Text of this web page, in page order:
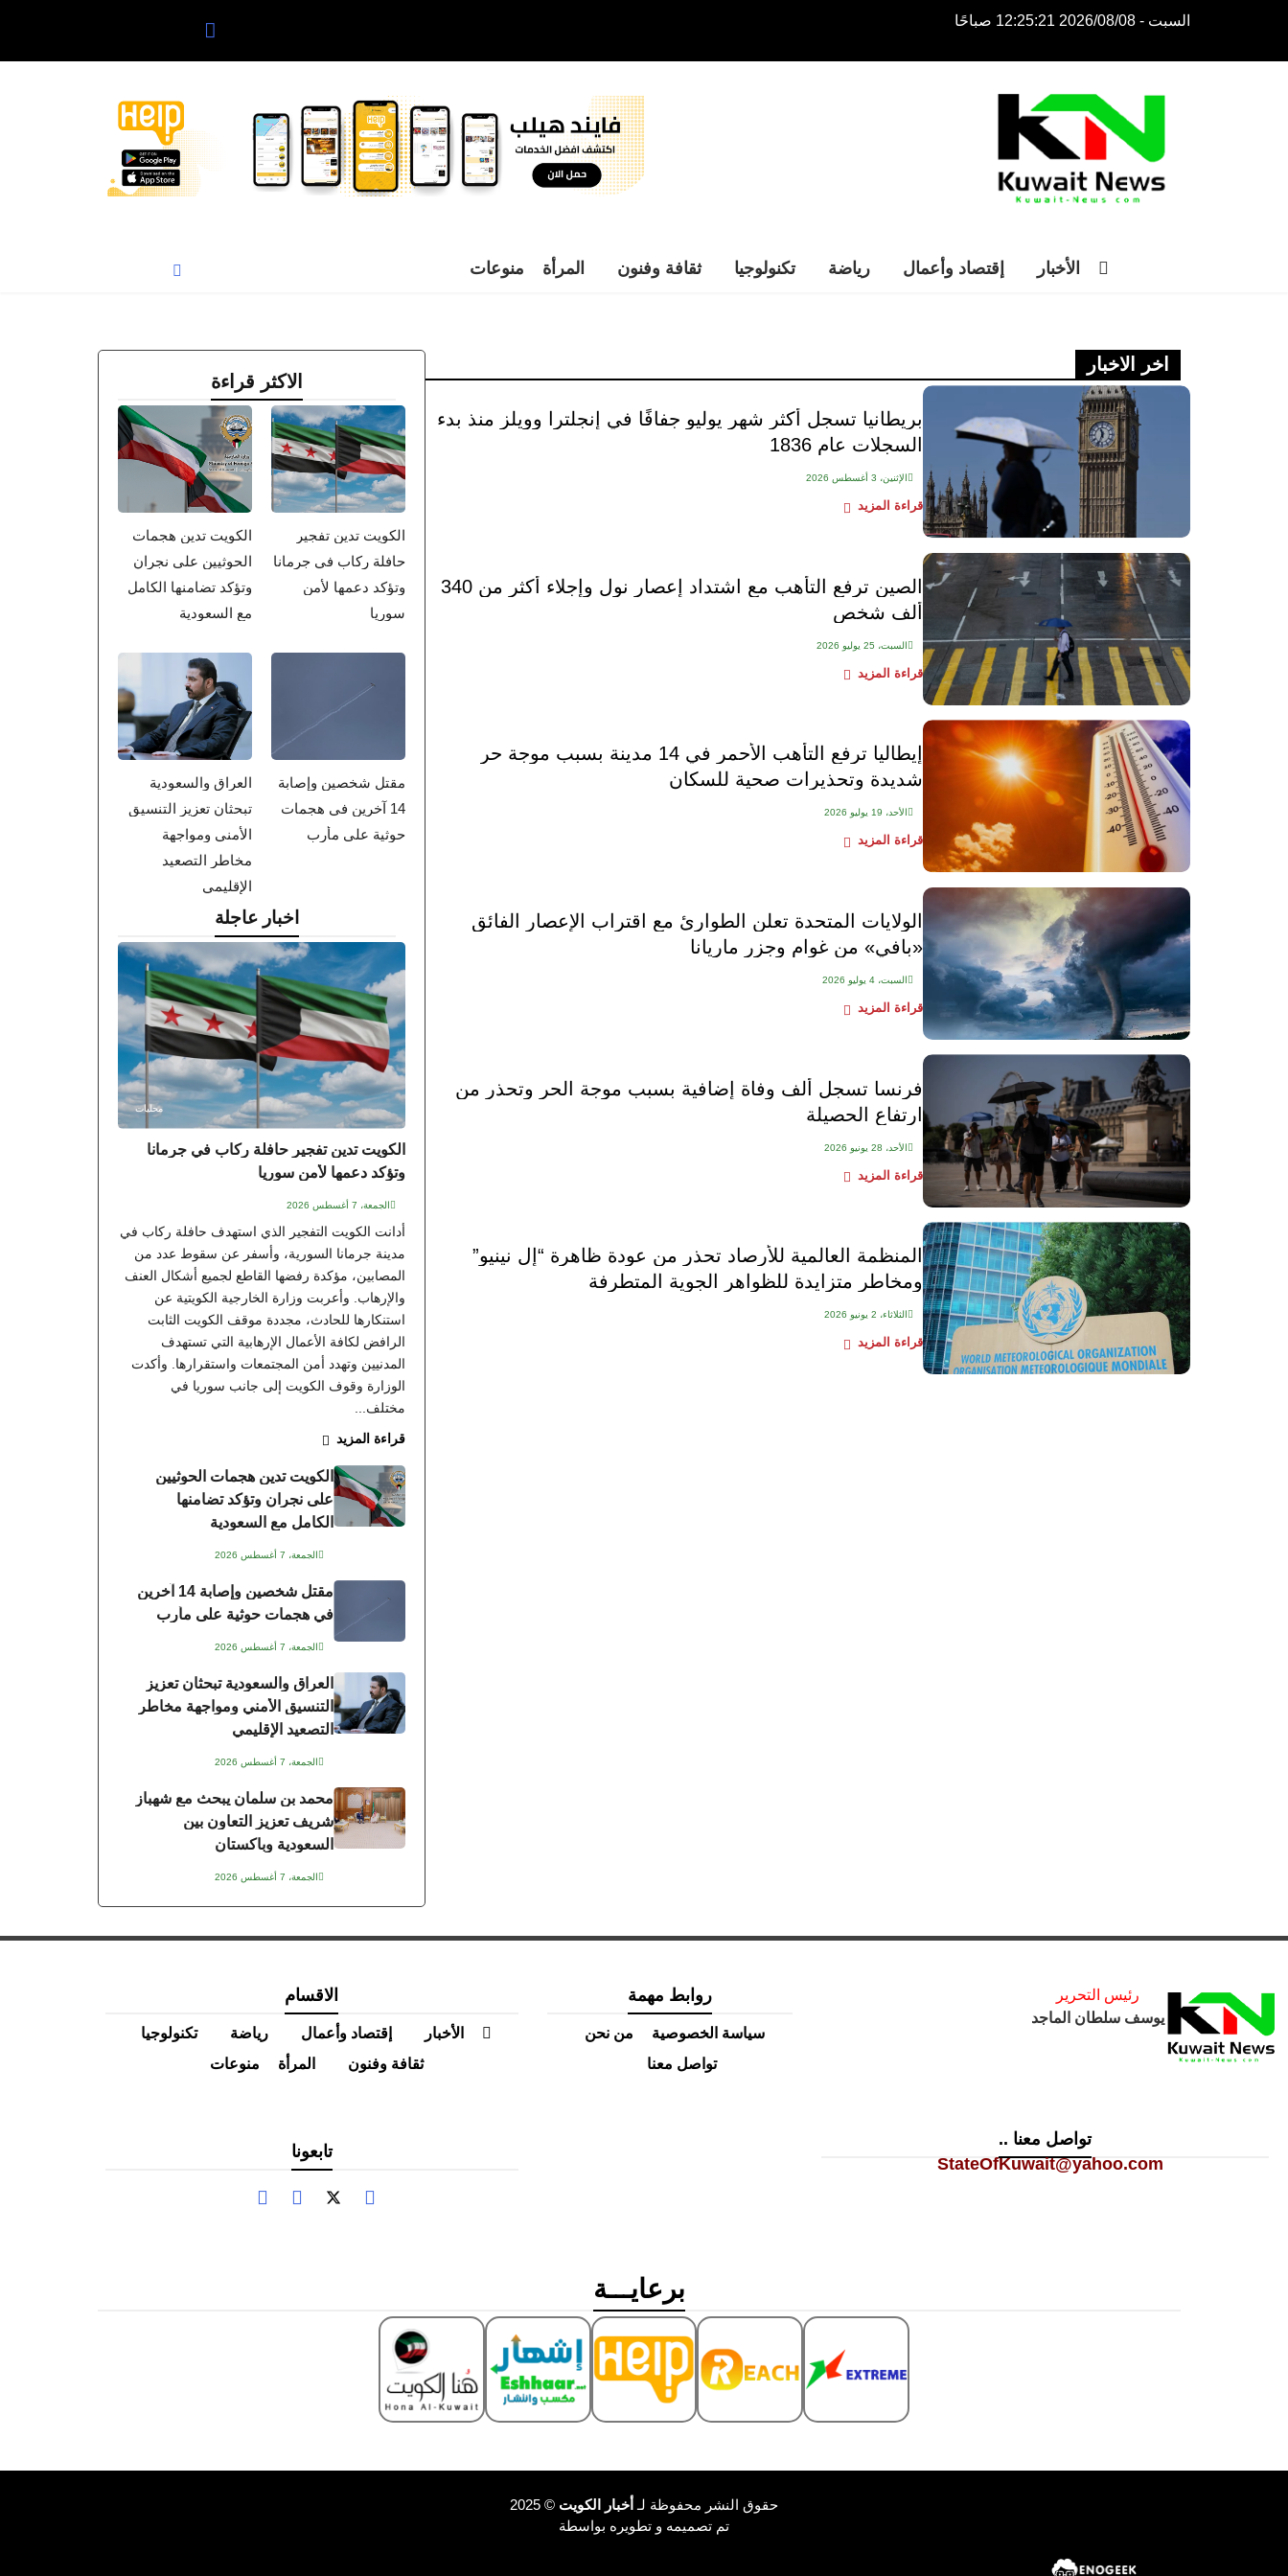
السبت - 2026/08/08 12:25:21 صباحًا
NE
NEWS ELEMENTOR
الأخبار إقتصاد وأعمال رياضة تكنولوجيا ثقافة وفنون المرأة منوعات
اخر الاخبار
بريطانيا تسجل أكثر شهر يوليو جفافًا في إنجلترا وويلز منذ بدء
السجلات عام 1836
الإثنين، 3 أغسطس 2026
قراءة المزيد
الصين ترفع التأهب مع اشتداد إعصار نول وإجلاء أكثر من 340
ألف شخص
السبت، 25 يوليو 2026
قراءة المزيد
إيطاليا ترفع التأهب الأحمر في 14 مدينة بسبب موجة حر
شديدة وتحذيرات صحية للسكان
الأحد، 19 يوليو 2026
قراءة المزيد
الولايات المتحدة تعلن الطوارئ مع اقتراب الإعصار الفائق
«بافي» من غوام وجزر ماريانا
السبت، 4 يوليو 2026
قراءة المزيد
فرنسا تسجل ألف وفاة إضافية بسبب موجة الحر وتحذر من
ارتفاع الحصيلة
الأحد، 28 يونيو 2026
قراءة المزيد
المنظمة العالمية للأرصاد تحذر من عودة ظاهرة “إل نينيو”
ومخاطر متزايدة للظواهر الجوية المتطرفة
الثلاثاء، 2 يونيو 2026
قراءة المزيد
الاكثر قراءة
الكويت تدين تفجير
حافلة ركاب في جرمانا
وتؤكد دعمها لأمن
سوريا
الكويت تدين هجمات
الحوثيين على نجران
وتؤكد تضامنها الكامل
مع السعودية
مقتل شخصين وإصابة
14 آخرين في هجمات
حوثية على مأرب
العراق والسعودية
تبحثان تعزيز التنسيق
الأمني ومواجهة
مخاطر التصعيد
الإقليمي
اخبار عاجلة
محليات
الكويت تدين تفجير حافلة ركاب في جرمانا
وتؤكد دعمها لأمن سوريا
الجمعة، 7 أغسطس 2026
أدانت الكويت التفجير الذي استهدف حافلة ركاب في
مدينة جرمانا السورية، وأسفر عن سقوط عدد من
المصابين، مؤكدة رفضها القاطع لجميع أشكال العنف
والإرهاب. وأعربت وزارة الخارجية الكويتية عن
استنكارها للحادث، مجددة موقف الكويت الثابت
الرافض لكافة الأعمال الإرهابية التي تستهدف
المدنيين وتهدد أمن المجتمعات واستقرارها. وأكدت
الوزارة وقوف الكويت إلى جانب سوريا في
مختلف...
قراءة المزيد
الكويت تدين هجمات الحوثيين
على نجران وتؤكد تضامنها
الكامل مع السعودية
الجمعة، 7 أغسطس 2026
مقتل شخصين وإصابة 14 آخرين
في هجمات حوثية على مأرب
الجمعة، 7 أغسطس 2026
العراق والسعودية تبحثان تعزيز
التنسيق الأمني ومواجهة مخاطر
التصعيد الإقليمي
الجمعة، 7 أغسطس 2026
محمد بن سلمان يبحث مع شهباز
شريف تعزيز التعاون بين
السعودية وباكستان
الجمعة، 7 أغسطس 2026
رئيس التحرير
يوسف سلطان الماجد
تواصل معنا ..
StateOfKuwait@yahoo.com
روابط مهمة
سياسة الخصوصية
من نحن
تواصل معنا
الاقسام
الأخبار إقتصاد وأعمال رياضة
تكنولوجيا
ثقافة وفنون
المرأة منوعات
تابعونا
برعايـــة
حقوق النشر محفوظة لـ أخبار الكويت © 2025
تم تصميمه و تطويره بواسطة